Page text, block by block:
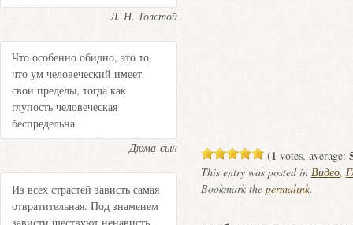
(1 votes, average:
This entry was posted in Видео,
Bookmark the permalink.
Л. Н. Толстой
Что особенно обидно, это то,
что ум человеческий имеет
свои пределы, тогда как
глупость человеческая
беспредельна.
Дюма-сын
Из всех страстей зависть самая
отвратительная. Под знаменем